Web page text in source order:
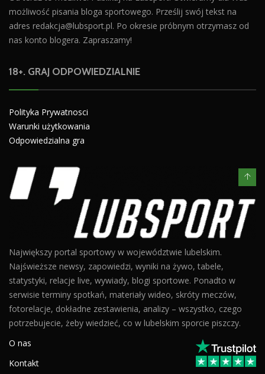
możliwość pisania bloga sportowego. Prześlij swój tekst na
adres redakcja@lubsport.pl. Po okresie próbnym otrzymasz od
nas konto blogera. Zapraszamy!
18+. GRAJ ODPOWIEDZIALNIE
Polityka Prywatnosci
Warunki użytkowania
Odpowiedzialna gra
Największy portal sportowy w województwie lubelskim.
Najświeższe newsy, zapowiedzi, wyniki na żywo, tabele,
statystyki, relacje live, wywiady, blogi sportowe. Ponadto w
serwisie terminy spotkań, materiały wideo, skróty meczów,
fotorelacje, dokładne zestawienia, analizy – wszystko, czego
potrzebujecie, żeby wiedzieć, co w lubelskim sporcie piszczy.
O nas
Kontakt